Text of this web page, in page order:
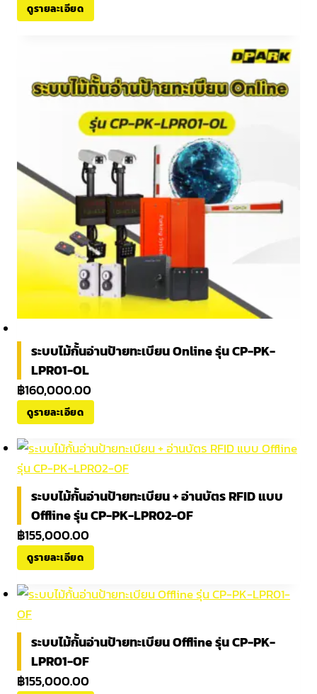
ดูรายละเอียด
ระบบไม้กั้นอ่านป้ายทะเบียน Online รุ่น CP-PK-
LPR01-OL
฿160,000.00
ดูรายละเอียด
ระบบไม้กั้นอ่านป้ายทะเบียน + อ่านบัตร RFID แบบ
Offline รุ่น CP-PK-LPR02-OF
฿155,000.00
ดูรายละเอียด
ระบบไม้กั้นอ่านป้ายทะเบียน Offline รุ่น CP-PK-
LPR01-OF
฿155,000.00